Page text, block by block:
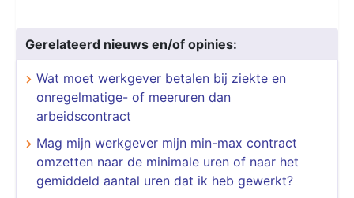
Gerelateerd nieuws en/of opinies:
Wat moet werkgever betalen bij ziekte en
onregelmatige- of meeruren dan
arbeidscontract
Mag mijn werkgever mijn min-max contract
omzetten naar de minimale uren of naar het
gemiddeld aantal uren dat ik heb gewerkt?